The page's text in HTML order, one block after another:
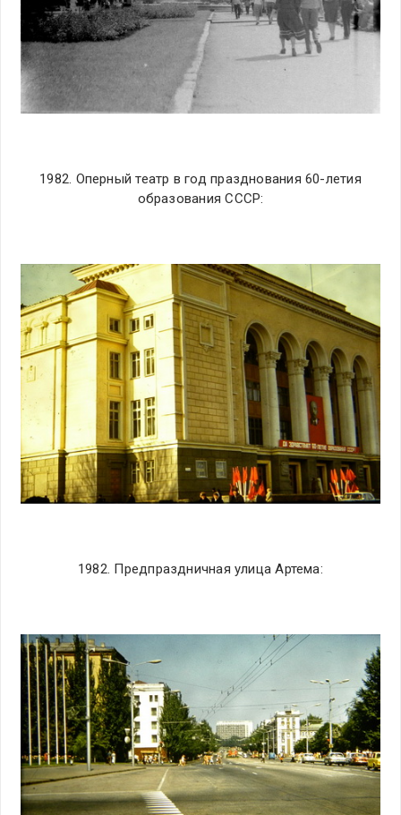
1982. Оперный театр в год празднования 60-летия
образования СССР:
1982. Предпраздничная улица Артема: